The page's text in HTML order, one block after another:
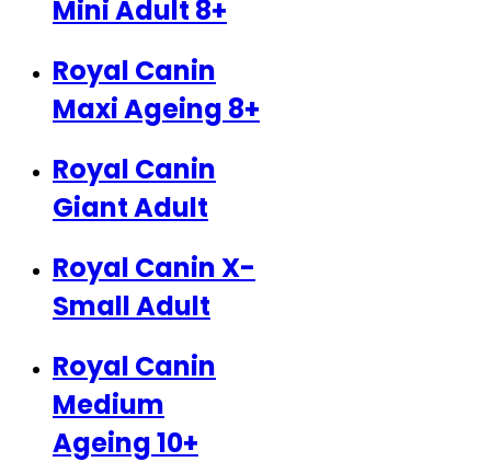
Mini Adult 8+
Royal Canin
Maxi Ageing 8+
Royal Canin
Giant Adult
Royal Canin X-
Small Adult
Royal Canin
Medium
Ageing 10+